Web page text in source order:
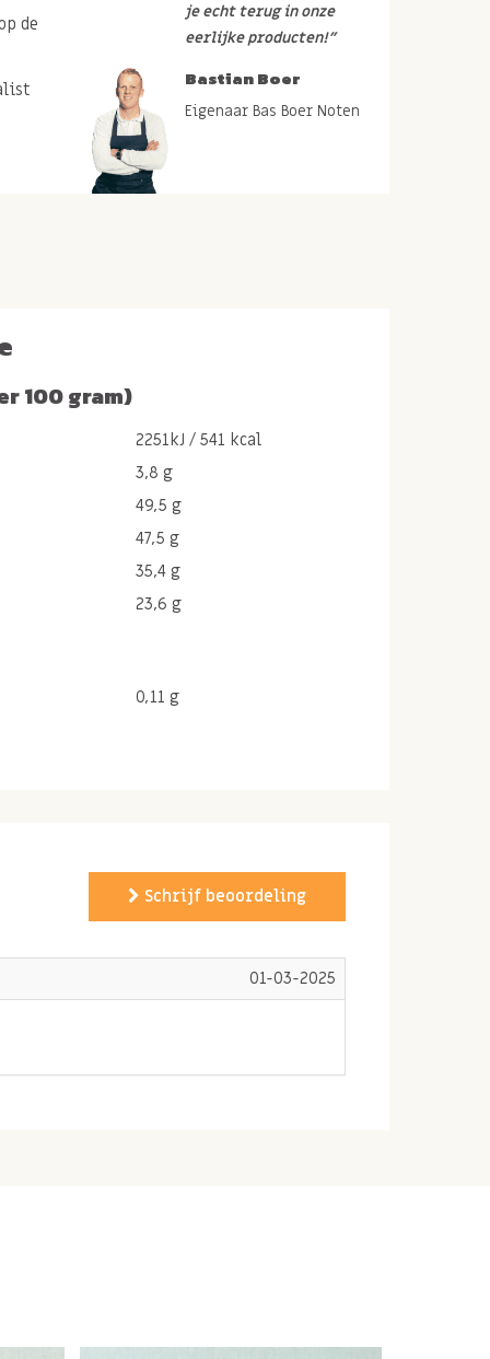
de
je echt terug in onze
eerlijke producten!”
Bastian Boer
Eigenaar Bas Boer Noten
100 gram)
2251kJ / 541 kcal
3,8 g
49,5 g
47,5 g
35,4 g
23,6 g
0,11 g
Schrijf beoordeling
01-03-2025